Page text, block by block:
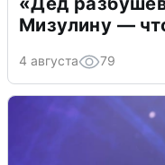
Мизулину —
4 августа 79